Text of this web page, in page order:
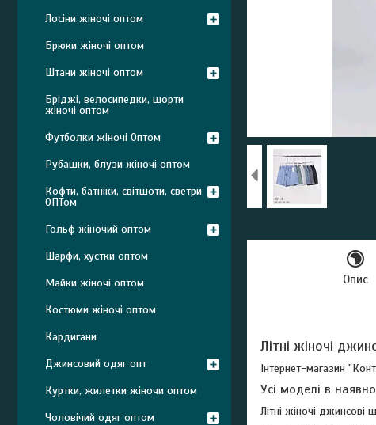
Опис
Літні жіночі
Інтернет-магазин
Усі моделі в
Літні жіночі джинсові
Лосіни жіночі оптом
Брюки жіночі оптом
Штани жіночі оптом
Бріджі, велосипедки, шорти
жіночі оптом
Футболки жіночі Оптом
Рубашки, блузи жіночі оптом
Кофти, батніки, світшоти, светри
ОПТом
Гольф жіночий оптом
Шарфи, хустки оптом
Майки жіночі оптом
Костюми жіночі оптом
Кардигани
Джинсовий одяг опт
Куртки, жилетки жіночи оптом
Чоловічий одяг оптом